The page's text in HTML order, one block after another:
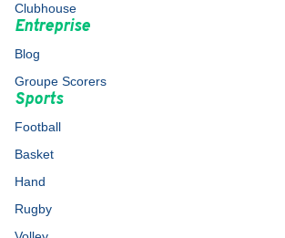
Clubhouse
Entreprise
Blog
Groupe Scorers
Sports
Football
Basket
Hand
Rugby